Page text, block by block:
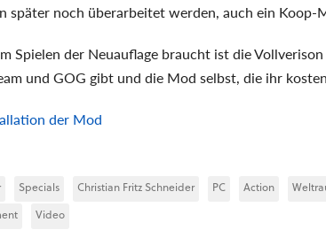
später noch überarbeitet werden, auch ein Koop-
Spielen der Neuauflage braucht ist die
und GOG gibt und die Mod selbst, die ihr
der Mod
Specials Christian Fritz Schneider PC Action
Video